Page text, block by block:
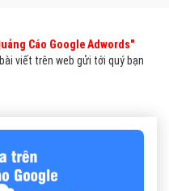
Cáo Google Adwords"
viết trên web gửi tới quý bạn